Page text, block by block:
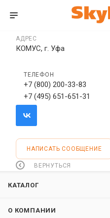
АДРЕС
КОМУС, г. Уфа
ТЕЛЕФОН
+7 (800) 200-33-83
+7 (495) 651-651-31
НАПИСАТЬ СООБЩЕНИЕ
ВЕРНУТЬСЯ
КАТАЛОГ
О КОМПАНИИ